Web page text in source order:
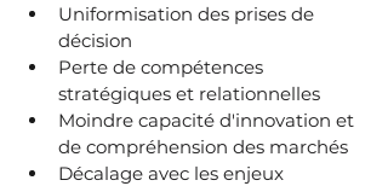
Uniformisation des prises de
décision
Perte de compétences
stratégiques et relationnelles
Moindre capacité d'innovation et
de compréhension des marchés
Décalage avec les enjeux